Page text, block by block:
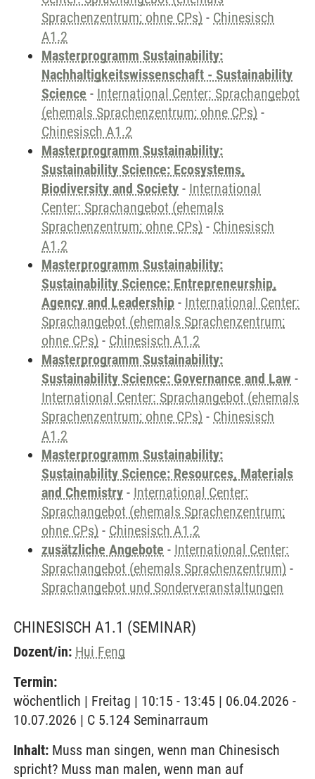
Sprachenzentrum; ohne CPs) - Chinesisch
A1.2
Masterprogramm Sustainability:
Nachhaltigkeitswissenschaft - Sustainability
Science - International Center: Sprachangebot
(ehemals Sprachenzentrum; ohne CPs) -
Chinesisch A1.2
Masterprogramm Sustainability:
Sustainability Science: Ecosystems,
Biodiversity and Society - International
Center: Sprachangebot (ehemals
Sprachenzentrum; ohne CPs) - Chinesisch
A1.2
Masterprogramm Sustainability:
Sustainability Science: Entrepreneurship,
Agency and Leadership - International Center:
Sprachangebot (ehemals Sprachenzentrum;
ohne CPs) - Chinesisch A1.2
Masterprogramm Sustainability:
Sustainability Science: Governance and Law -
International Center: Sprachangebot (ehemals
Sprachenzentrum; ohne CPs) - Chinesisch
A1.2
Masterprogramm Sustainability:
Sustainability Science: Resources, Materials
and Chemistry - International Center:
Sprachangebot (ehemals Sprachenzentrum;
ohne CPs) - Chinesisch A1.2
zusätzliche Angebote - International Center:
Sprachangebot (ehemals Sprachenzentrum) -
Sprachangebot und Sonderveranstaltungen
CHINESISCH A1.1 (SEMINAR)
Dozent/in: Hui Feng
Termin:
wöchentlich | Freitag | 10:15 - 13:45 | 06.04.2026 -
10.07.2026 | C 5.124 Seminarraum
Inhalt: Muss man singen, wenn man Chinesisch
spricht? Muss man malen, wenn man auf